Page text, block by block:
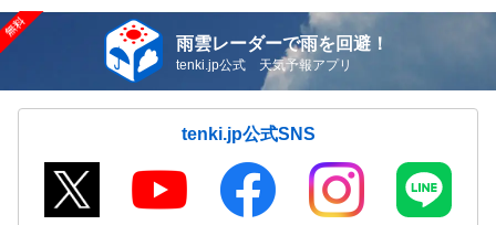
雨雲レーダーで雨を回避！
tenki.jp公式 天気予報アプリ
tenki.jp公式SNS